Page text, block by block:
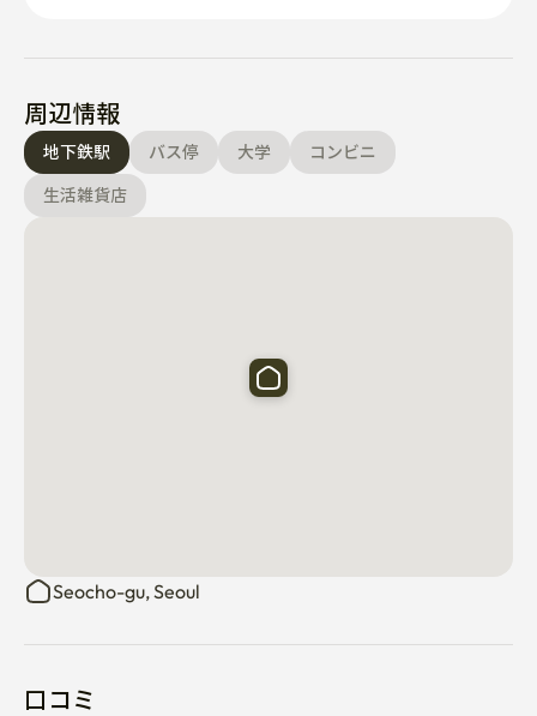
周辺情報
地下鉄駅 バス停 大学
コンビニ
生活雑貨店
Seocho-gu, Seoul
口コミ